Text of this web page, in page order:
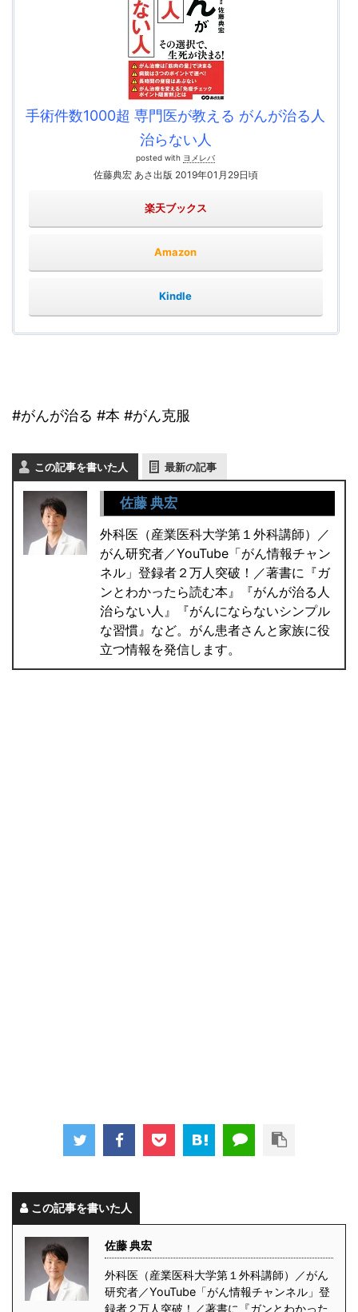
手術件数1000超 専門医が教える がんが治る人
治らない人
posted with ヨメレバ
佐藤典宏 あさ出版 2019年01月29日頃
楽天ブックス
Amazon
Kindle
#がんが治る #本 #がん克服
この記事を書いた人 最新の記事
佐藤 典宏
外科医（産業医科大学第１外科講師）／
がん研究者／YouTube「がん情報チャン
ネル」登録者２万人突破！／著書に『ガ
ンとわかったら読む本』『がんが治る人
治らない人』『がんにならないシンプル
な習慣』など。がん患者さんと家族に役
立つ情報を発信します。
この記事を書いた人
佐藤 典宏
外科医（産業医科大学第１外科講師）／がん
研究者／YouTube「がん情報チャンネル」登
録者２万人突破！／著書に『ガンとわかった